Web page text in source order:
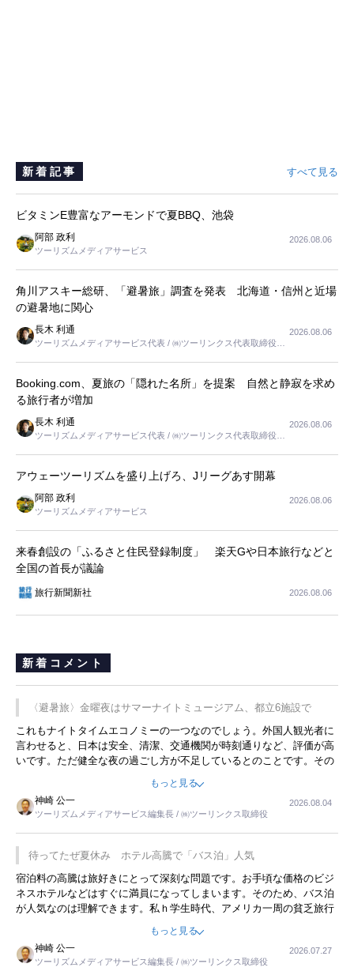
新着記事 すべて見る
ビタミンE豊富なアーモンドで夏BBQ、池袋
阿部 政利
ツーリズムメディアサービス
2026.08.06
角川アスキー総研、「避暑旅」調査を発表 北海道・信州と近場
の避暑地に関心
長木 利通
ツーリズムメディアサービス代表 / ㈱ツーリンクス代表取締役社
2026.08.06
Booking.com、夏旅の「隠れた名所」を提案 自然と静寂を求め
る旅行者が増加
長木 利通
ツーリズムメディアサービス代表 / ㈱ツーリンクス代表取締役社
2026.08.06
アウェーツーリズムを盛り上げろ、Jリーグあす開幕
阿部 政利
ツーリズムメディアサービス
2026.08.06
来春創設の「ふるさと住民登録制度」 楽天Gや日本旅行などと
全国の首長が議論
旅行新聞新社 2026.08.06
新着コメント
〈避暑旅〉金曜夜はサマーナイトミュージアム、都立6施設で
これもナイトタイムエコノミーの一つなのでしょう。外国人観光者に
言わせると、日本は安全、清潔、交通機関が時刻通りなど、評価が高
いです。ただ健全な夜の過ごし方が不足しているとのことです。その
ような意味で、金曜夜にこのようなイベントが行われれば、日本人に
限らず外国人にとっても楽しみが増えるでしょうね。
もっと見る
神崎 公一
ツーリズムメディアサービス編集長 / ㈱ツーリンクス取締役
2026.08.04
待ってたぜ夏休み ホテル高騰で「バス泊」人気
宿泊料の高騰は旅好きにとって深刻な問題です。お手頃な価格のビジ
ネスホテルなどはすぐに満員になってしまいます。そのため、バス泊
が人気なのは理解できます。私ｈ学生時代、アメリカ一周の貧乏旅行
をした時は、移動はグレイハウンドバスでした。夕方から夜の便を利
用してホテル代を浮かせていました。ただし、若いからできたことで
す。若い人が夜行バスで京都に行った、青森に行ったと聞くと、疲れ
が残らないのかなと思ってしまいます。
もっと見る
神崎 公一
ツーリズムメディアサービス編集長 / ㈱ツーリンクス取締役
2026.07.27